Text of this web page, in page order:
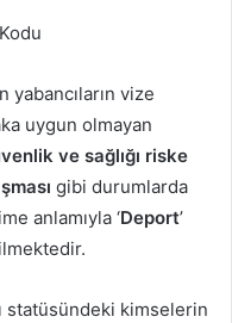
yabancıların vize
uygun olmayan
ve sağlığı riske
gibi durumlarda
anlamıyla ‘Deport’
statüsündeki kimselerin